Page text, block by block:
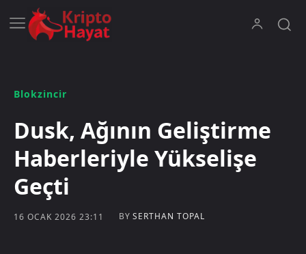
Blokzincir
Dusk, Ağının Geliştirme
Haberleriyle Yükselişe
Geçti
16 OCAK 2026 23:11 BY SERTHAN TOPAL